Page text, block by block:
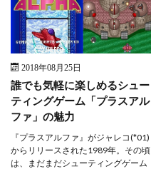
2018年08月25日
誰でも気軽に楽しめるシュー
ティングゲーム「プラスアル
ファ」の魅力
『プラスアルファ』がジャレコ(*01)
からリリースされた1989年。その頃
は、まだまだシューティングゲーム